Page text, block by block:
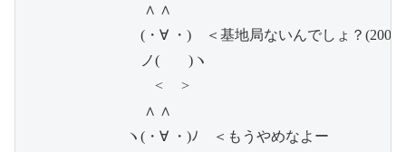
∧ ∧
(・∀ ・)　＜基地局ないんでしょ？(2007/9/
ノ(　　)ヽ
<　 >
∧ ∧
ヽ(・∀ ・)ﾉ　＜もうやめなよー